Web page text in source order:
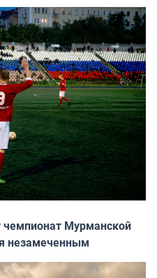
чемпионат Мурманской
незамеченным